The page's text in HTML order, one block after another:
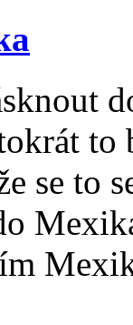
se to